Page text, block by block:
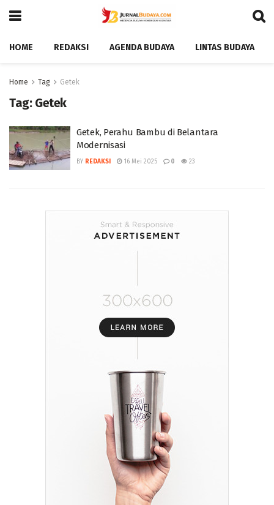
HOME REDAKSI AGENDA BUDAYA LINTAS BUDAYA
Home Tag Getek
Tag: Getek
Getek, Perahu Bambu di Belantara
Modernisasi ‎
BY REDAKSI 16 Mei 2025 0 23